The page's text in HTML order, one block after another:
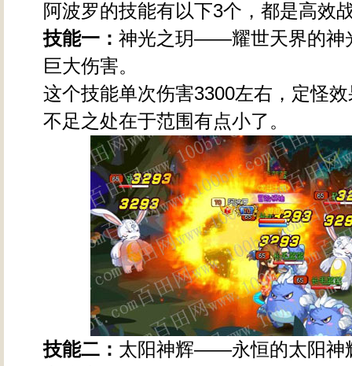
阿波罗的技能有以下3个，都是高效
技能一： 神光之玥——耀世天界的神
巨大伤害。
这个技能单次伤害3300左右，定怪
不足之处在于范围有点小了。
技能二： 太阳神辉——永恒的太阳神